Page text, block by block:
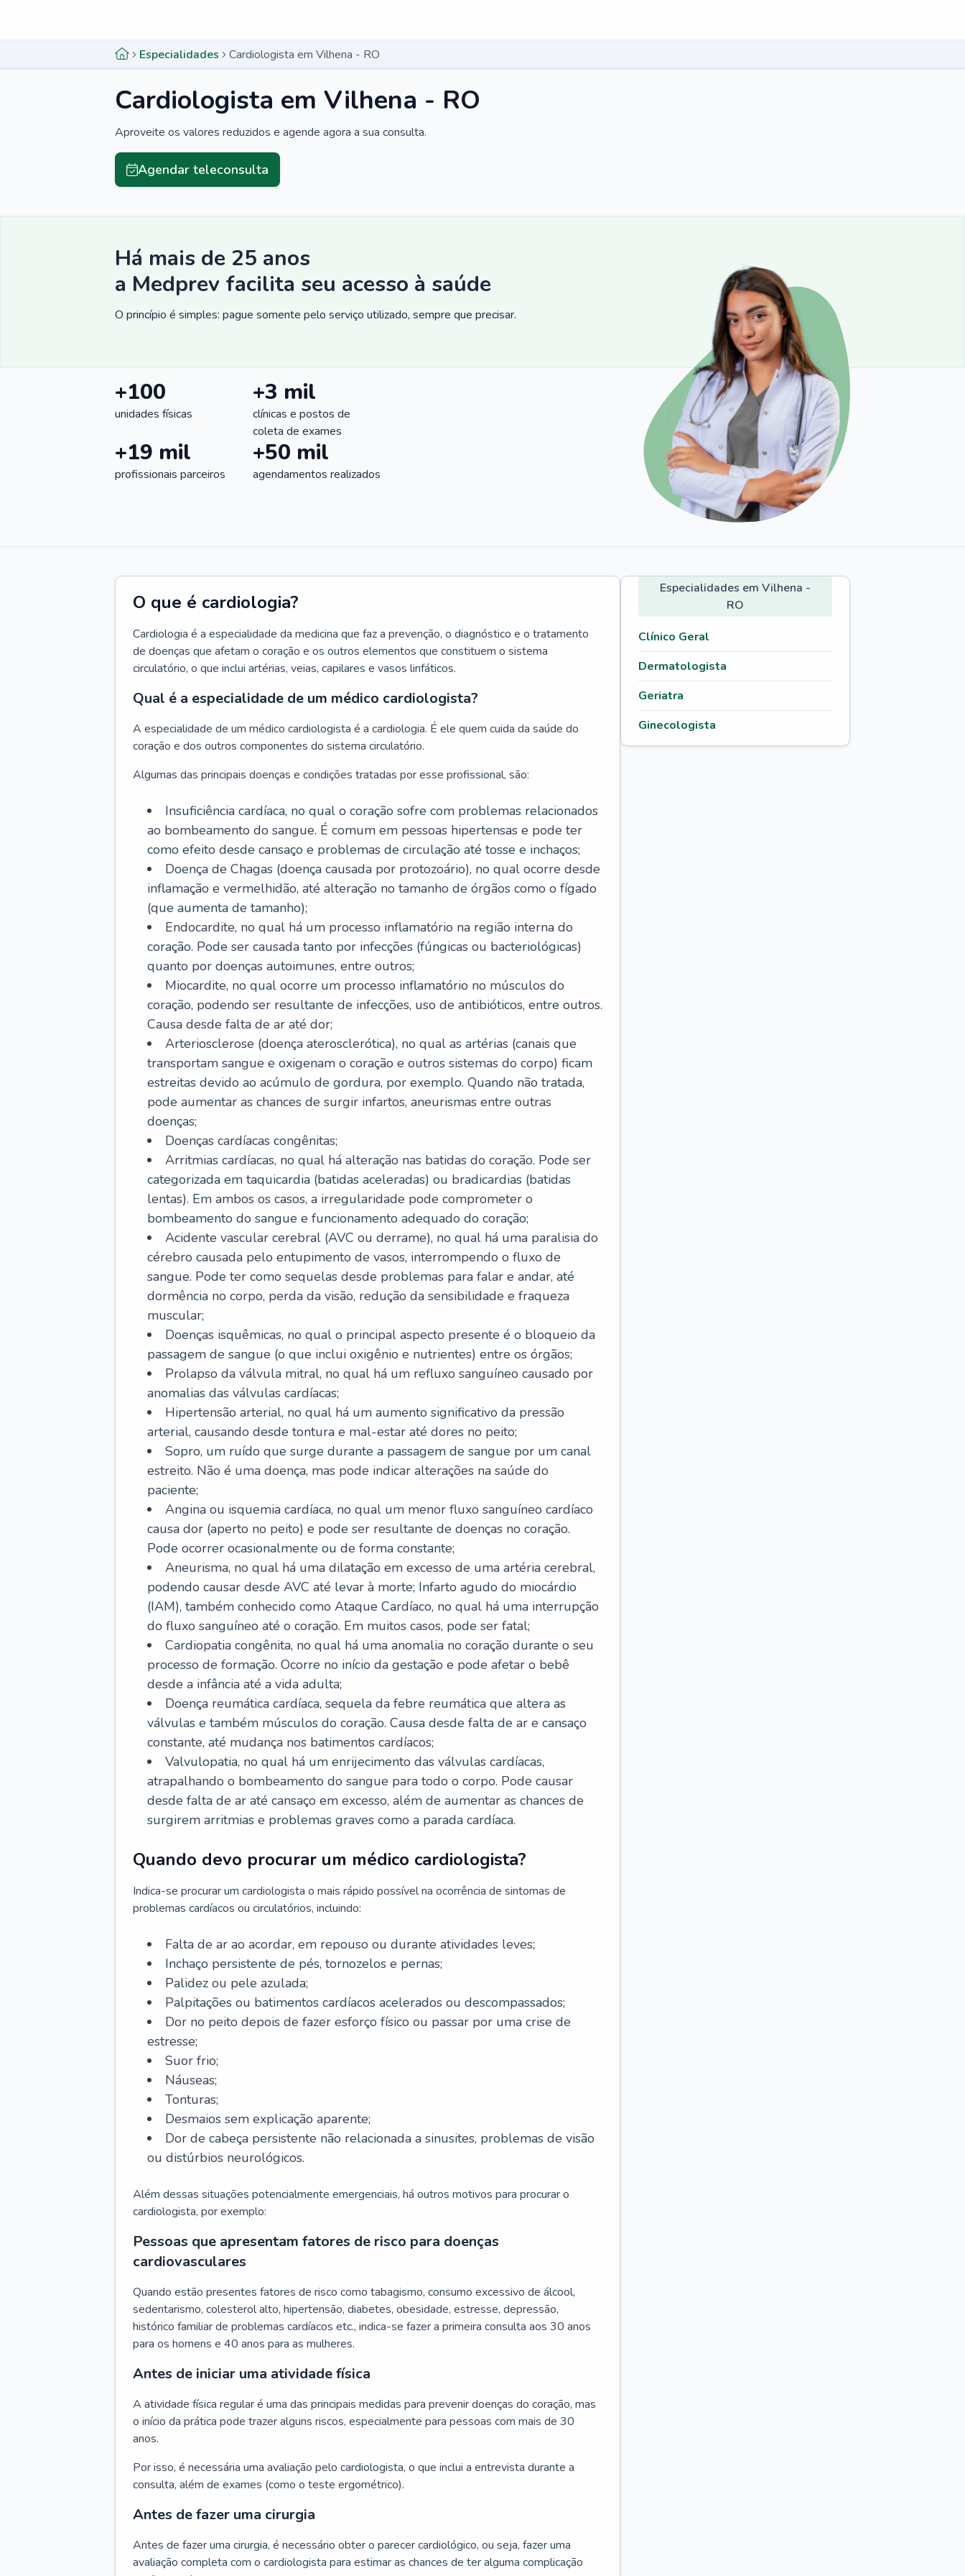
Especialidades Cardiologista em Vilhena - RO
Cardiologista em Vilhena - RO
Aproveite os valores reduzidos e agende agora a sua consulta.
Agendar teleconsulta
Há mais de 25 anos
a Medprev facilita seu acesso à saúde
O princípio é simples: pague somente pelo serviço utilizado, sempre que precisar.
+100
unidades físicas
+3 mil
clínicas e postos de
coleta de exames
+19 mil
profissionais parceiros
+50 mil
agendamentos realizados
O que é cardiologia?
Cardiologia é a especialidade da medicina que faz a prevenção, o diagnóstico e o tratamento
de doenças que afetam o coração e os outros elementos que constituem o sistema
circulatório, o que inclui artérias, veias, capilares e vasos linfáticos.
Qual é a especialidade de um médico cardiologista?
A especialidade de um médico cardiologista é a cardiologia. É ele quem cuida da saúde do
coração e dos outros componentes do sistema circulatório.
Algumas das principais doenças e condições tratadas por esse profissional, são:
Insuficiência cardíaca, no qual o coração sofre com problemas relacionados
ao bombeamento do sangue. É comum em pessoas hipertensas e pode ter
como efeito desde cansaço e problemas de circulação até tosse e inchaços;
Doença de Chagas (doença causada por protozoário), no qual ocorre desde
inflamação e vermelhidão, até alteração no tamanho de órgãos como o fígado
(que aumenta de tamanho);
Endocardite, no qual há um processo inflamatório na região interna do
coração. Pode ser causada tanto por infecções (fúngicas ou bacteriológicas)
quanto por doenças autoimunes, entre outros;
Miocardite, no qual ocorre um processo inflamatório no músculos do
coração, podendo ser resultante de infecções, uso de antibióticos, entre outros.
Causa desde falta de ar até dor;
Arteriosclerose (doença aterosclerótica), no qual as artérias (canais que
transportam sangue e oxigenam o coração e outros sistemas do corpo) ficam
estreitas devido ao acúmulo de gordura, por exemplo. Quando não tratada,
pode aumentar as chances de surgir infartos, aneurismas entre outras
doenças;
Doenças cardíacas congênitas;
Arritmias cardíacas, no qual há alteração nas batidas do coração. Pode ser
categorizada em taquicardia (batidas aceleradas) ou bradicardias (batidas
lentas). Em ambos os casos, a irregularidade pode comprometer o
bombeamento do sangue e funcionamento adequado do coração;
Acidente vascular cerebral (AVC ou derrame), no qual há uma paralisia do
cérebro causada pelo entupimento de vasos, interrompendo o fluxo de
sangue. Pode ter como sequelas desde problemas para falar e andar, até
dormência no corpo, perda da visão, redução da sensibilidade e fraqueza
muscular;
Doenças isquêmicas, no qual o principal aspecto presente é o bloqueio da
passagem de sangue (o que inclui oxigênio e nutrientes) entre os órgãos;
Prolapso da válvula mitral, no qual há um refluxo sanguíneo causado por
anomalias das válvulas cardíacas;
Hipertensão arterial, no qual há um aumento significativo da pressão
arterial, causando desde tontura e mal-estar até dores no peito;
Sopro, um ruído que surge durante a passagem de sangue por um canal
estreito. Não é uma doença, mas pode indicar alterações na saúde do
paciente;
Angina ou isquemia cardíaca, no qual um menor fluxo sanguíneo cardíaco
causa dor (aperto no peito) e pode ser resultante de doenças no coração.
Pode ocorrer ocasionalmente ou de forma constante;
Aneurisma, no qual há uma dilatação em excesso de uma artéria cerebral,
podendo causar desde AVC até levar à morte; Infarto agudo do miocárdio
(IAM), também conhecido como Ataque Cardíaco, no qual há uma interrupção
do fluxo sanguíneo até o coração. Em muitos casos, pode ser fatal;
Cardiopatia congênita, no qual há uma anomalia no coração durante o seu
processo de formação. Ocorre no início da gestação e pode afetar o bebê
desde a infância até a vida adulta;
Doença reumática cardíaca, sequela da febre reumática que altera as
válvulas e também músculos do coração. Causa desde falta de ar e cansaço
constante, até mudança nos batimentos cardíacos;
Valvulopatia, no qual há um enrijecimento das válvulas cardíacas,
atrapalhando o bombeamento do sangue para todo o corpo. Pode causar
desde falta de ar até cansaço em excesso, além de aumentar as chances de
surgirem arritmias e problemas graves como a parada cardíaca.
Quando devo procurar um médico cardiologista?
Indica-se procurar um cardiologista o mais rápido possível na ocorrência de sintomas de
problemas cardíacos ou circulatórios, incluindo:
Falta de ar ao acordar, em repouso ou durante atividades leves;
Inchaço persistente de pés, tornozelos e pernas;
Palidez ou pele azulada;
Palpitações ou batimentos cardíacos acelerados ou descompassados;
Dor no peito depois de fazer esforço físico ou passar por uma crise de
estresse;
Suor frio;
Náuseas;
Tonturas;
Desmaios sem explicação aparente;
Dor de cabeça persistente não relacionada a sinusites, problemas de visão
ou distúrbios neurológicos.
Além dessas situações potencialmente emergenciais, há outros motivos para procurar o
cardiologista, por exemplo:
Pessoas que apresentam fatores de risco para doenças
cardiovasculares
Quando estão presentes fatores de risco como tabagismo, consumo excessivo de álcool,
sedentarismo, colesterol alto, hipertensão, diabetes, obesidade, estresse, depressão,
histórico familiar de problemas cardíacos etc., indica-se fazer a primeira consulta aos 30 anos
para os homens e 40 anos para as mulheres.
Antes de iniciar uma atividade física
A atividade física regular é uma das principais medidas para prevenir doenças do coração, mas
o início da prática pode trazer alguns riscos, especialmente para pessoas com mais de 30
anos.
Por isso, é necessária uma avaliação pelo cardiologista, o que inclui a entrevista durante a
consulta, além de exames (como o teste ergométrico).
Antes de fazer uma cirurgia
Antes de fazer uma cirurgia, é necessário obter o parecer cardiológico, ou seja, fazer uma
avaliação completa com o cardiologista para estimar as chances de ter alguma complicação
Especialidades em Vilhena -
RO
Clínico Geral
Dermatologista
Geriatra
Ginecologista